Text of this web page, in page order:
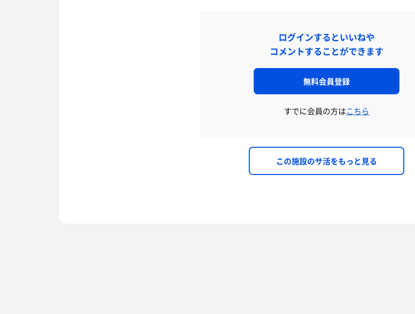
ログインするといいねや
コメントすることができます
無料会員登録
すでに会員の方はこちら
この施設のサ活をもっと見る